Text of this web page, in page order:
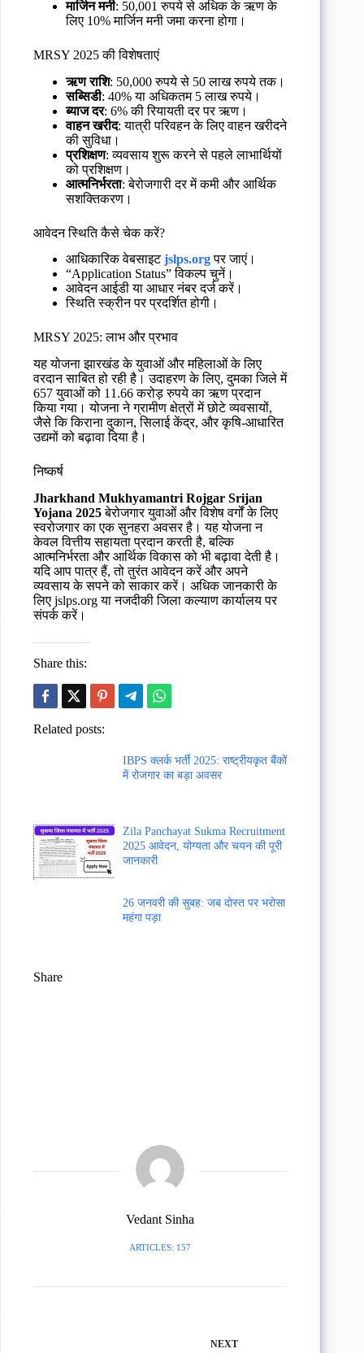
मार्जिन मनी: 50,001 रुपये से अधिक के ऋण के
लिए 10% मार्जिन मनी जमा करना होगा।
MRSY 2025 की विशेषताएं
ऋण राशि: 50,000 रुपये से 50 लाख रुपये तक।
सब्सिडी: 40% या अधिकतम 5 लाख रुपये।
ब्याज दर: 6% की रियायती दर पर ऋण।
वाहन खरीद: यात्री परिवहन के लिए वाहन खरीदने
की सुविधा।
प्रशिक्षण: व्यवसाय शुरू करने से पहले लाभार्थियों
को प्रशिक्षण।
आत्मनिर्भरता: बेरोजगारी दर में कमी और आर्थिक
सशक्तिकरण।
आवेदन स्थिति कैसे चेक करें?
आधिकारिक वेबसाइटjslps.orgपर जाएं।
“Application Status” विकल्प चुनें।
आवेदन आईडी या आधार नंबर दर्ज करें।
स्थिति स्क्रीन पर प्रदर्शित होगी।
MRSY 2025: लाभ और प्रभाव
यह योजना झारखंड के युवाओं और महिलाओं के लिए
वरदान साबित हो रही है। उदाहरण के लिए, दुमका जिले में
657 युवाओं को 11.66 करोड़ रुपये का ऋण प्रदान
किया गया। योजना ने ग्रामीण क्षेत्रों में छोटे व्यवसायों,
जैसे कि किराना दुकान, सिलाई केंद्र, और कृषि-आधारित
उद्यमों को बढ़ावा दिया है।
निष्कर्ष
Jharkhand Mukhyamantri Rojgar Srijan
Yojana 2025बेरोजगार युवाओं और विशेष वर्गों के लिए
स्वरोजगार का एक सुनहरा अवसर है। यह योजना न
केवल वित्तीय सहायता प्रदान करती है, बल्कि
आत्मनिर्भरता और आर्थिक विकास को भी बढ़ावा देती है।
यदि आप पात्र हैं, तो तुरंत आवेदन करें और अपने
व्यवसाय के सपने को साकार करें। अधिक जानकारी के
लिए jslps.org या नजदीकी जिला कल्याण कार्यालय पर
संपर्क करें।
Share this:
Related posts:
IBPS क्लर्क भर्ती 2025: राष्ट्रीयकृत बैंकों
में रोजगार का बड़ा अवसर
Zila Panchayat Sukma Recruitment
2025 आवेदन, योग्यता और चयन की पूरी
जानकारी
26 जनवरी की सुबह: जब दोस्त पर भरोसा
महंगा पड़ा
Share
Vedant Sinha
ARTICLES: 157
NEXT